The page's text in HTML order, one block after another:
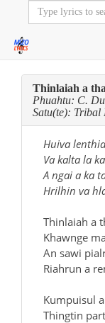
Thinlaiah a
Phuahtu: C.
Satu(te): Tribal
Huiva
Va kalta la
A ngai a ka
Hrilhin va
Thinlaiah a
Khawnge
An sawi
Riahrun a
Kumpuisul
Thingtin